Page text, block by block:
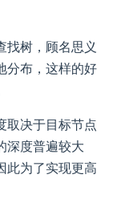
找树，顾名思义
分布，这样的好
取决于目标节点
深度普遍较大
此为了实现更高